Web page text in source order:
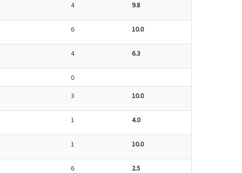
4 9.8
6 10.0
4 6.3
0
3 10.0
1 4.0
1 10.0
6 2.5